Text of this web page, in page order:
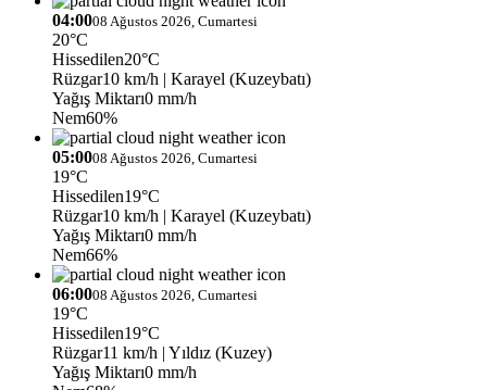
04:0008 Ağustos 2026, Cumartesi
20°C
Hissedilen20°C
Rüzgar10 km/h | Karayel (Kuzeybatı)
Yağış Miktarı0 mm/h
Nem60%
05:0008 Ağustos 2026, Cumartesi
19°C
Hissedilen19°C
Rüzgar10 km/h | Karayel (Kuzeybatı)
Yağış Miktarı0 mm/h
Nem66%
06:0008 Ağustos 2026, Cumartesi
19°C
Hissedilen19°C
Rüzgar11 km/h | Yıldız (Kuzey)
Yağış Miktarı0 mm/h